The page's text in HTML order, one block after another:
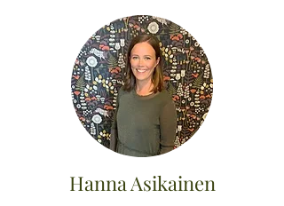
Hanna Asikainen